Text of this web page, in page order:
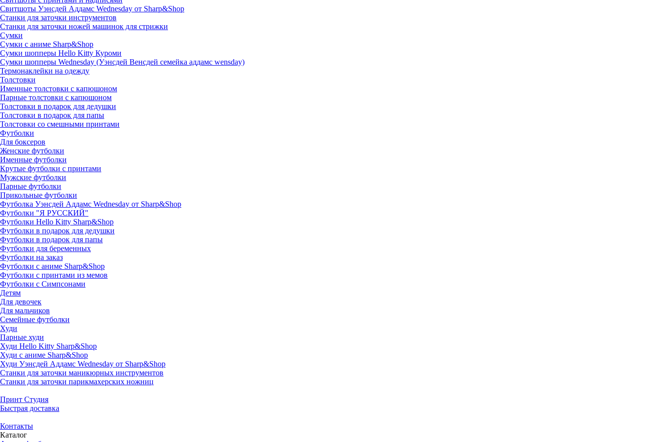
Свитшоты Уэнсдей Аддамс Wednesday от Sharp&Shop
Станки для заточки инструментов
Станки для заточки ножей машинок для стрижки
Сумки
Сумки с аниме Sharp&Shop
Сумки шопперы Hello Kitty Куроми
Сумки шопперы Wednesday (Уэнсдей Венсдей семейка аддамс wensday)
Термонаклейки на одежду
Толстовки
Именные толстовки с капюшоном
Парные толстовки с капюшоном
Толстовки в подарок для дедушки
Толстовки в подарок для папы
Толстовки со смешными принтами
Футболки
Для боксеров
Женские футболки
Именные футболки
Крутые футболки с принтами
Мужские футболки
Парные футболки
Прикольные футболки
Футболка Уэнсдей Аддамс Wednesday от Sharp&Shop
Футболки "Я РУССКИЙ"
Футболки Hello Kitty Sharp&Shop
Футболки в подарок для дедушки
Футболки в подарок для папы
Футболки для беременных
Футболки на заказ
Футболки с аниме Sharp&Shop
Футболки с принтами из мемов
Футболки с Симпсонами
Детям
Для девочек
Для мальчиков
Семейные футболки
Худи
Парные худи
Худи Hello Kitty Sharp&Shop
Худи с аниме Sharp&Shop
Худи Уэнсдей Аддамс Wednesday от Sharp&Shop
Станки для заточки маникюрных инструментов
Станки для заточки парикмахерских ножниц
Принт Студия
Быстрая доставка
Контакты
Каталог